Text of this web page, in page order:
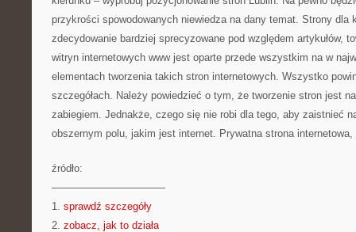
przykrości spowodowanych niewiedza na dany temat. Strony dla
zdecydowanie bardziej sprecyzowane pod względem artykułów,
witryn internetowych www jest oparte przede wszystkim na w
elementach tworzenia takich stron internetowych. Wszystko
szczegółach. Należy powiedzieć o tym, że tworzenie stron jest
zabiegiem. Jednakże, czego się nie robi dla tego, aby zaistnieć
obszernym polu, jakim jest internet. Prywatna strona
źródło:
———————————
1. sprawdź szczegóły
2. zobacz, jak to działa